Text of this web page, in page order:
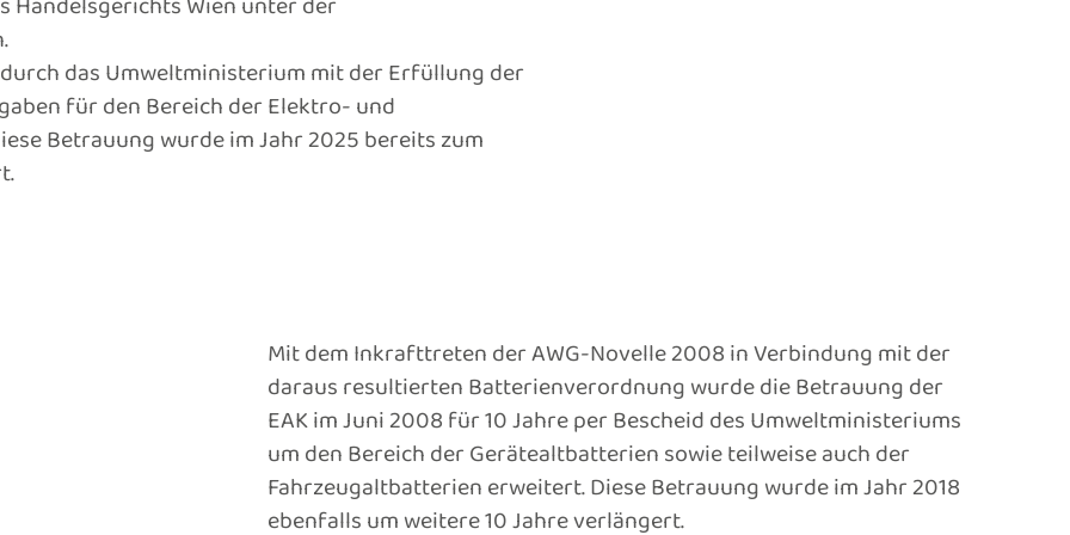
das Umweltministerium mit der Erfüllung der
für den Bereich der Elektro- und
Betrauung wurde im Jahr 2025 bereits zum
Mit dem Inkrafttreten der AWG-Novelle 2008 in Verbindung mit der
daraus resultierten Batterienverordnung wurde die Betrauung der
EAK im Juni 2008 für 10 Jahre per Bescheid des Umweltministeriums
um den Bereich der Gerätealtbatterien sowie teilweise auch der
Fahrzeugaltbatterien erweitert. Diese Betrauung wurde im Jahr 2018
ebenfalls um weitere 10 Jahre verlängert.